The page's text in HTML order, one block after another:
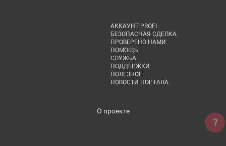
АККАУНТ PROFI
БЕЗОПАСНАЯ СДЕЛКА
ПРОВЕРЕНО НАМИ
ПОМОЩЬ
СЛУЖБА
ПОДДЕРЖКИ
ПОЛЕЗНОЕ
НОВОСТИ ПОРТАЛА
О проекте
?